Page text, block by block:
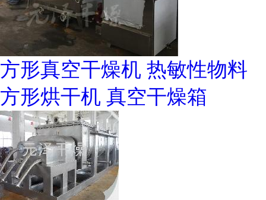
方形真空干燥机 热敏性物料
方形烘干机 真空干燥箱